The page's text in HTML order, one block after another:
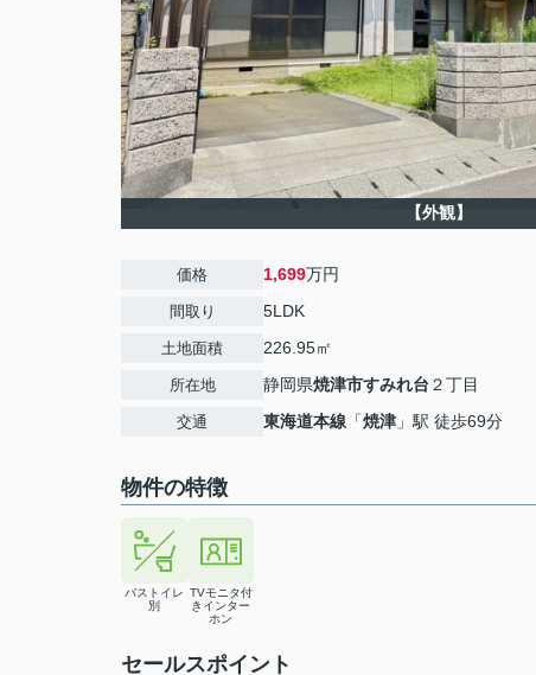
【外観】
価格 1,699万円
間取り 5LDK
土地面積 226.95㎡
所在地 静岡県焼津市すみれ台 ２丁目
交通 東海道本線 「焼津 」駅 徒歩69分
物件の特徴
バストイレ
別
TVモニタ付
きインター
ホン
セールスポイント